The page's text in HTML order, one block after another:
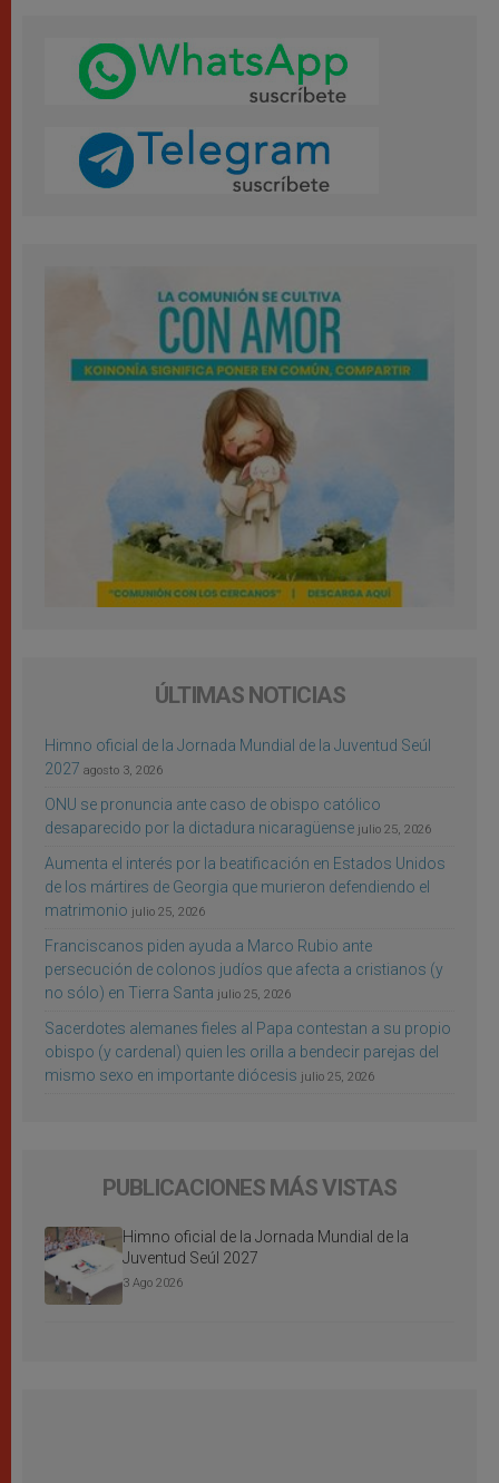
ÚLTIMAS NOTICIAS
Himno oficial de la Jornada Mundial de la Juventud Seúl
2027 agosto 3, 2026
ONU se pronuncia ante caso de obispo católico
desaparecido por la dictadura nicaragüense julio 25, 2026
Aumenta el interés por la beatificación en Estados Unidos
de los mártires de Georgia que murieron defendiendo el
matrimonio julio 25, 2026
Franciscanos piden ayuda a Marco Rubio ante
persecución de colonos judíos que afecta a cristianos (y
no sólo) en Tierra Santa julio 25, 2026
Sacerdotes alemanes fieles al Papa contestan a su propio
obispo (y cardenal) quien les orilla a bendecir parejas del
mismo sexo en importante diócesis julio 25, 2026
PUBLICACIONES MÁS VISTAS
Himno oficial de la Jornada Mundial de la
Juventud Seúl 2027
3 Ago 2026